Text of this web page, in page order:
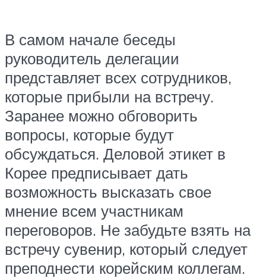
В самом начале беседы
руководитель делегации
представляет всех сотрудников,
которые прибыли на встречу.
Заранее можно обговорить
вопросы, которые будут
обсуждаться. Деловой этикет в
Корее предписывает дать
возможность высказать свое
мнение всем участникам
переговоров. Не забудьте взять на
встречу сувенир, который следует
преподнести корейским коллегам.